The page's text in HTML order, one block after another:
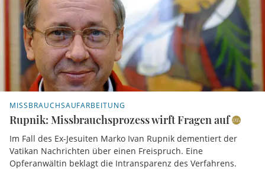
MISSBRAUCHSAUFARBEITUNG
Rupnik: Missbrauchsprozess wirft Fragen auf
Im Fall des Ex-Jesuiten Marko Ivan Rupnik dementiert der
Vatikan Nachrichten über einen Freispruch. Eine
Opferanwältin beklagt die Intransparenz des Verfahrens.